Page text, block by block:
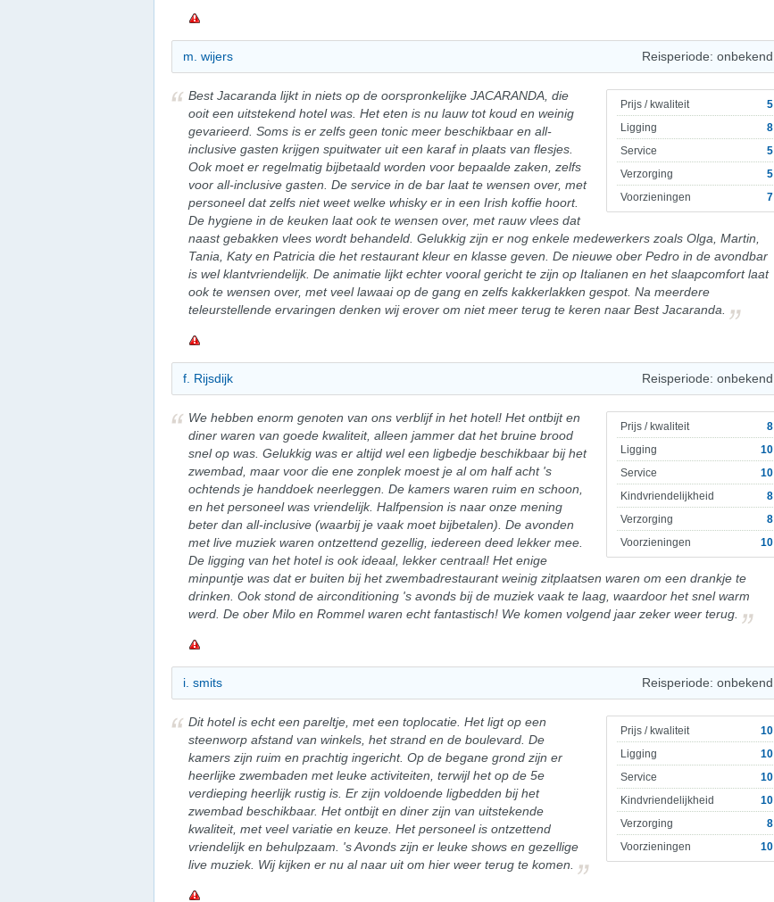
m. wijers Reisperiode: onbekend
Prijs / kwaliteit
5
Ligging
8
Service
5
Verzorging
5
Voorzieningen
7
Best Jacaranda lijkt in niets op de oorspronkelijke JACARANDA, die
ooit een uitstekend hotel was. Het eten is nu lauw tot koud en weinig
gevarieerd. Soms is er zelfs geen tonic meer beschikbaar en all-
inclusive gasten krijgen spuitwater uit een karaf in plaats van flesjes.
Ook moet er regelmatig bijbetaald worden voor bepaalde zaken, zelfs
voor all-inclusive gasten. De service in de bar laat te wensen over, met
personeel dat zelfs niet weet welke whisky er in een Irish koffie hoort.
De hygiene in de keuken laat ook te wensen over, met rauw vlees dat
naast gebakken vlees wordt behandeld. Gelukkig zijn er nog enkele medewerkers zoals Olga, Martin,
Tania, Katy en Patricia die het restaurant kleur en klasse geven. De nieuwe ober Pedro in de avondbar
is wel klantvriendelijk. De animatie lijkt echter vooral gericht te zijn op Italianen en het slaapcomfort laat
ook te wensen over, met veel lawaai op de gang en zelfs kakkerlakken gespot. Na meerdere
teleurstellende ervaringen denken wij erover om niet meer terug te keren naar Best Jacaranda.
f. Rijsdijk Reisperiode: onbekend
Prijs / kwaliteit
8
Ligging
10
Service
10
Kindvriendelijkheid
8
Verzorging
8
Voorzieningen
10
We hebben enorm genoten van ons verblijf in het hotel! Het ontbijt en
diner waren van goede kwaliteit, alleen jammer dat het bruine brood
snel op was. Gelukkig was er altijd wel een ligbedje beschikbaar bij het
zwembad, maar voor die ene zonplek moest je al om half acht 's
ochtends je handdoek neerleggen. De kamers waren ruim en schoon,
en het personeel was vriendelijk. Halfpension is naar onze mening
beter dan all-inclusive (waarbij je vaak moet bijbetalen). De avonden
met live muziek waren ontzettend gezellig, iedereen deed lekker mee.
De ligging van het hotel is ook ideaal, lekker centraal! Het enige
minpuntje was dat er buiten bij het zwembadrestaurant weinig zitplaatsen waren om een drankje te
drinken. Ook stond de airconditioning 's avonds bij de muziek vaak te laag, waardoor het snel warm
werd. De ober Milo en Rommel waren echt fantastisch! We komen volgend jaar zeker weer terug.
i. smits Reisperiode: onbekend
Prijs / kwaliteit
10
Ligging
10
Service
10
Kindvriendelijkheid
10
Verzorging
8
Voorzieningen
10
Dit hotel is echt een pareltje, met een toplocatie. Het ligt op een
steenworp afstand van winkels, het strand en de boulevard. De
kamers zijn ruim en prachtig ingericht. Op de begane grond zijn er
heerlijke zwembaden met leuke activiteiten, terwijl het op de 5e
verdieping heerlijk rustig is. Er zijn voldoende ligbedden bij het
zwembad beschikbaar. Het ontbijt en diner zijn van uitstekende
kwaliteit, met veel variatie en keuze. Het personeel is ontzettend
vriendelijk en behulpzaam. 's Avonds zijn er leuke shows en gezellige
live muziek. Wij kijken er nu al naar uit om hier weer terug te komen.